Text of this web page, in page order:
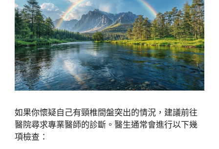
如果你懷疑自己有頸椎間盤突出的情況，建議前往
醫院尋求專業醫師的診斷。醫生通常會進行以下幾
項檢查：